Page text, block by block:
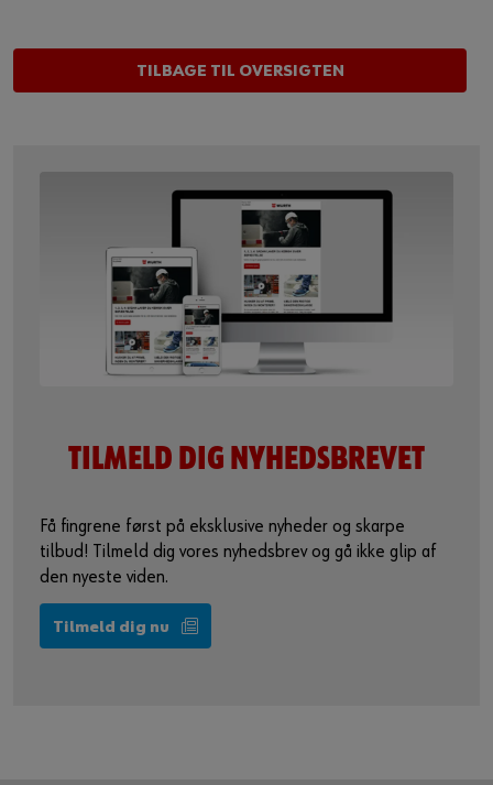
TILBAGE TIL OVERSIGTEN
TILMELD DIG NYHEDSBREVET
Få fingrene først på eksklusive nyheder og skarpe
tilbud! Tilmeld dig vores nyhedsbrev og gå ikke glip af
den nyeste viden.
Tilmeld dig nu